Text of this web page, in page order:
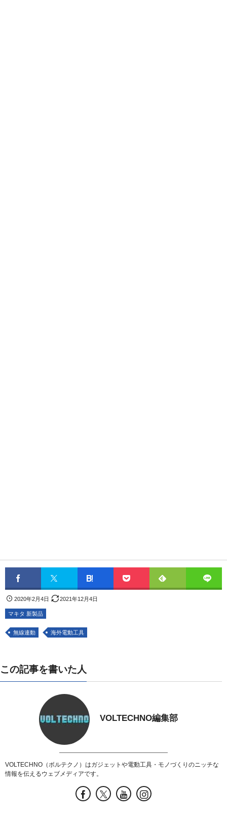
2020年2月4日 2021年12月4日
マキタ 新製品
無線連動 海外電動工具
この記事を書いた人
VOLTECHNO編集部
VOLTECHNO（ボルテクノ）はガジェットや電動工具・モノづくりのニッチな
情報を伝えるウェブメディアです。